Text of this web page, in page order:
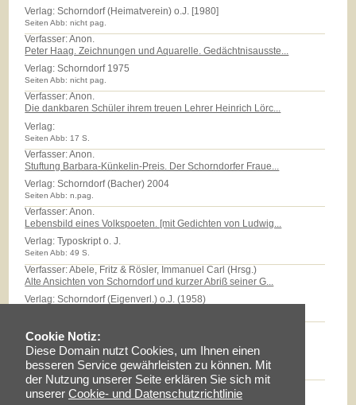
Cookie Notiz:
Diese Domain nutzt Cookies, um Ihnen einen
besseren Service gewährleisten zu können. Mit
der Nutzung unserer Seite erklären Sie sich mit
unserer Cookie- und Datenschutzrichtlinie
Verlag:Schorndorf (Heimatverein) o.J. [1980]
Seiten Abb: nicht pag.
Verfasser: Anon.
Peter Haag. Zeichnungen und Aquarelle. Gedächtnisausste...
Verlag:Schorndorf 1975
Seiten Abb: nicht pag.
Verfasser: Anon.
Die dankbaren Schüler ihrem treuen Lehrer Heinrich Lörc...
Verlag:
Seiten Abb: 17 S.
Verfasser: Anon.
Stuftung Barbara-Künkelin-Preis. Der Schorndorfer Fraue...
Verlag:Schorndorf (Bacher) 2004
Seiten Abb: n.pag.
Verfasser: Anon.
Lebensbild eines Volkspoeten. [mit Gedichten von Ludwig...
Verlag:Typoskript o. J.
Seiten Abb: 49 S.
Verfasser: Abele, Fritz & Rösler, Immanuel Carl (Hrsg.)
Alte Ansichten von Schorndorf und kurzer Abriß seiner G...
Verlag:Schorndorf (Eigenverl.) o.J. (1958)
Das Röhm-Areal: Eine Zeitreise in das Quartier der 'Sti...
Verlag: Typoskript 2006
Seiten Abb: 27 S.
Verfasser: Abele, Eberhard
Karl Friedrich Reinhard 1761 - 1837. Vom "Wunsch, frei ...